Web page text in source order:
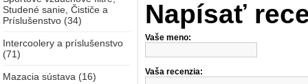
Studené sanie, Čističe a
Príslušenstvo (34)
Intercoolery a príslušenstvo
(71)
Mazacia sústava (16)
Napísať
Vaše meno:
Vaša recenzia: